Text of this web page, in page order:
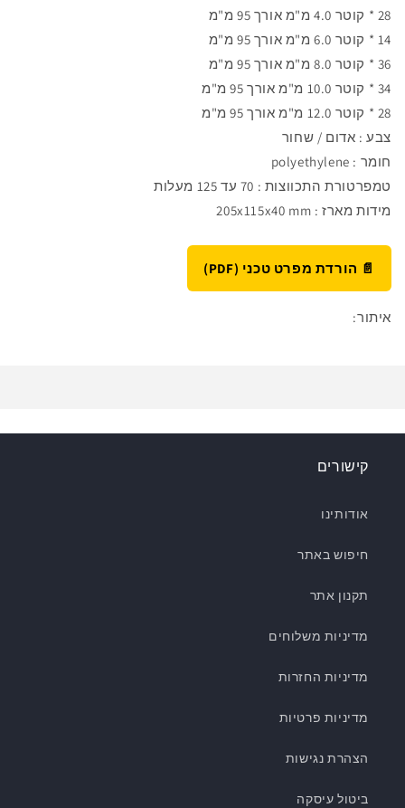
28 *
קוטר 4.0 מ"מ אורך 95 מ"מ
14 *
קוטר 6.0 מ"מ אורך 95 מ"מ
36 *
קוטר 8.0 מ"מ אורך 95 מ"מ
34 *
קוטר 10.0 מ"מ אורך 95 מ"מ
28 *
קוטר 12.0 מ"מ אורך 95 מ"מ
צבע : אדום / שחור
חומר : polyethylene
טמפרטורת התכווצות : 70 עד 125 מעלות
מידות מארז : 205x115x40 mm
📄 הורדת מפרט טכני (PDF)
איתור:
קישורים
אודותינו
חיפוש באתר
תקנון אתר
מדיניות משלוחים
מדיניות החזרות
מדיניות פרטיות
הצהרת נגישות
ביטול עיסקה